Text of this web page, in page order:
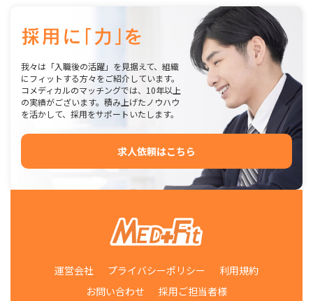
我々は「入職後の活躍」を見据えて、組織
にフィットする方々をご紹介しています。
コメディカルのマッチングでは、10年以上
の実績がございます。積み上げたノウハウ
を活かして、採用をサポートいたします。
求人依頼はこちら
運営会社 プライバシーポリシー
利用規約
お問い合わせ
採用ご担当者様